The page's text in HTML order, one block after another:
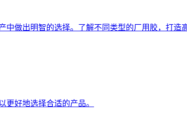
做出明智的选择。了解不同类型的厂用胶，打造
好地选择合适的产品。